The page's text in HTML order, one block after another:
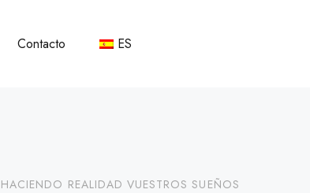
Contacto ES
HACIENDO REALIDAD VUESTROS SUEÑOS